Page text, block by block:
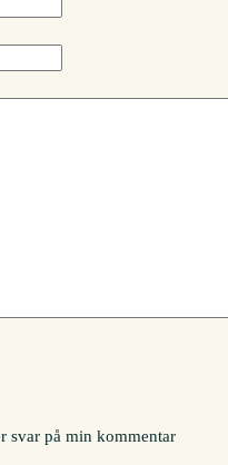
svar på min kommentar